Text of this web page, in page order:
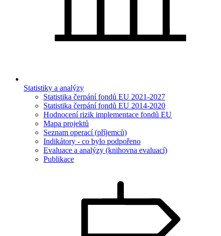
Statistiky a analýzy
Statistika čerpání fondů EU 2021-2027
Statistika čerpání fondů EU 2014-2020
Hodnocení rizik implementace fondů EU
Mapa projektů
Seznam operací (příjemců)
Indikátory - co bylo podpořeno
Evaluace a analýzy (knihovna evaluací)
Publikace